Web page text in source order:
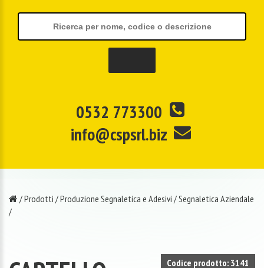
0532 773300
info@cspsrl.biz
/Prodotti /Produzione Segnaletica e Adesivi /Segnaletica Aziendale
/
Codice prodotto: 3141